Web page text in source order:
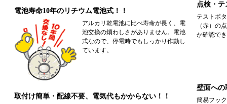
電池寿命10年のリチウム電池式！！
アルカリ乾電池に比べ寿命が長く、電
池交換の煩わしさがありません。電池
式なので、停電時でもしっかり作動し
ています。
取付け簡単・配線不要、電気代もかからない！！
点検・
テストボ
（赤）の
か確認で
壁面への
簡易フッ